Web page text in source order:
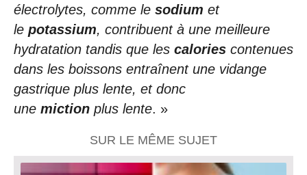
électrolytes, comme le sodium et
le potassium, contribuent à une meilleure
hydratation tandis que les calories contenues
dans les boissons entraînent une vidange
gastrique plus lente, et donc
une miction plus lente. »
SUR LE MÊME SUJET